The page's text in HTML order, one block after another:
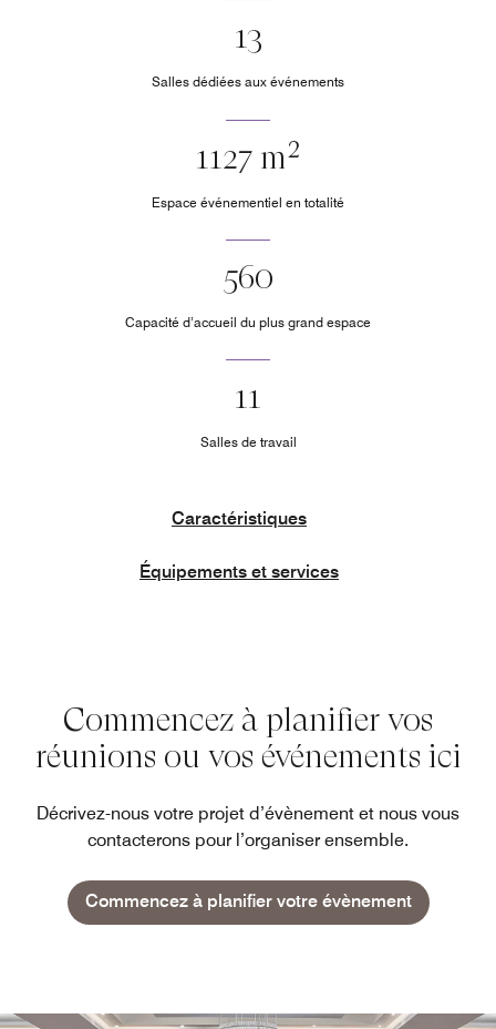
13
Salles dédiées aux événements
1127 m²
Espace événementiel en totalité
560
Capacité d’accueil du plus grand espace
11
Salles de travail
Caractéristiques
Équipements et services
Commencez à planifier vos
réunions ou vos événements ici
Décrivez-nous votre projet d’évènement et nous vous
contacterons pour l’organiser ensemble.
Commencez à planifier votre évènement